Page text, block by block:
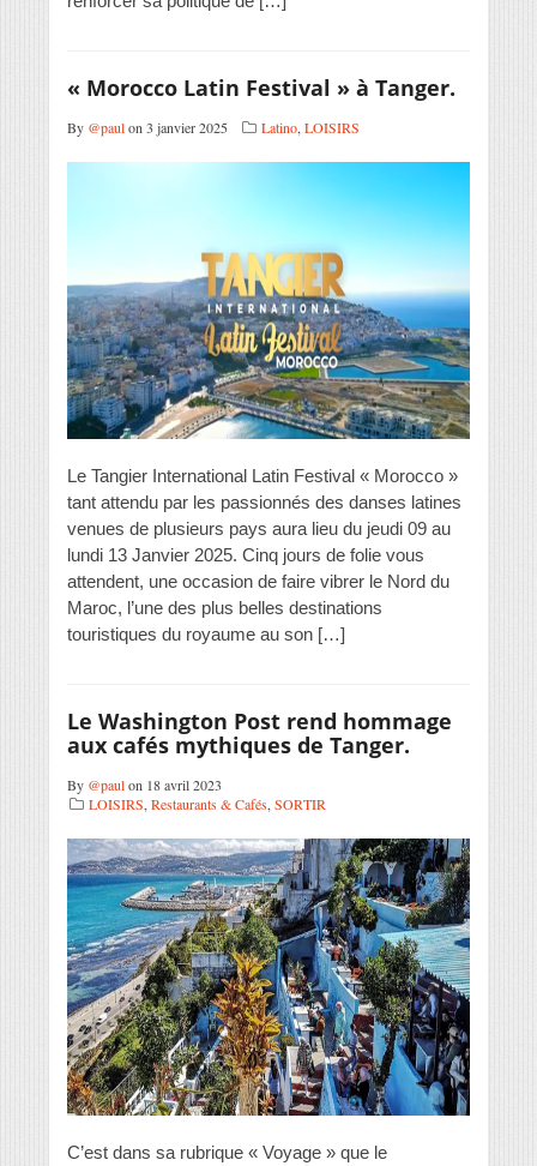
« Morocco Latin Festival » à Tanger.
By @paulon 3 janvier 2025 Latino, LOISIRS
Le Tangier International Latin Festival « Morocco »
tant attendu par les passionnés des danses latines
venues de plusieurs pays aura lieu du jeudi 09 au
lundi 13 Janvier 2025. Cinq jours de folie vous
attendent, une occasion de faire vibrer le Nord du
Maroc, l’une des plus belles destinations
touristiques du royaume au son […]
Le Washington Post rend hommage
aux cafés mythiques de Tanger.
By @paulon 18 avril 2023
LOISIRS, Restaurants & Cafés, SORTIR
C’est dans sa rubrique « Voyage » que le